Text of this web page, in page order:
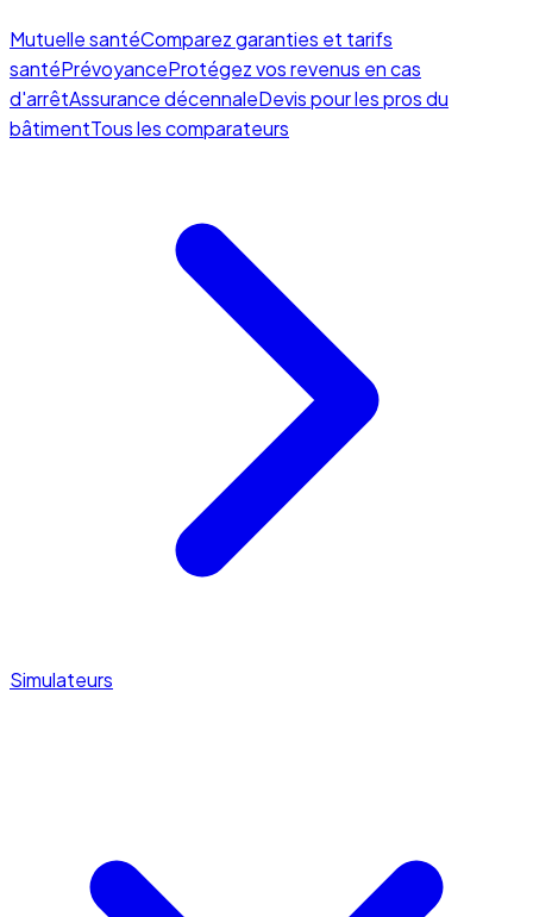
Mutuelle santéComparez garanties et tarifs
santéPrévoyanceProtégez vos revenus en cas
d'arrêtAssurance décennaleDevis pour les pros du
bâtimentTous les comparateurs
Simulateurs